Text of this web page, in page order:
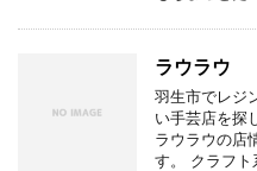
ラウラウ
羽生市でレジ
い手芸店を探
ラウラウの店
す。 クラフト